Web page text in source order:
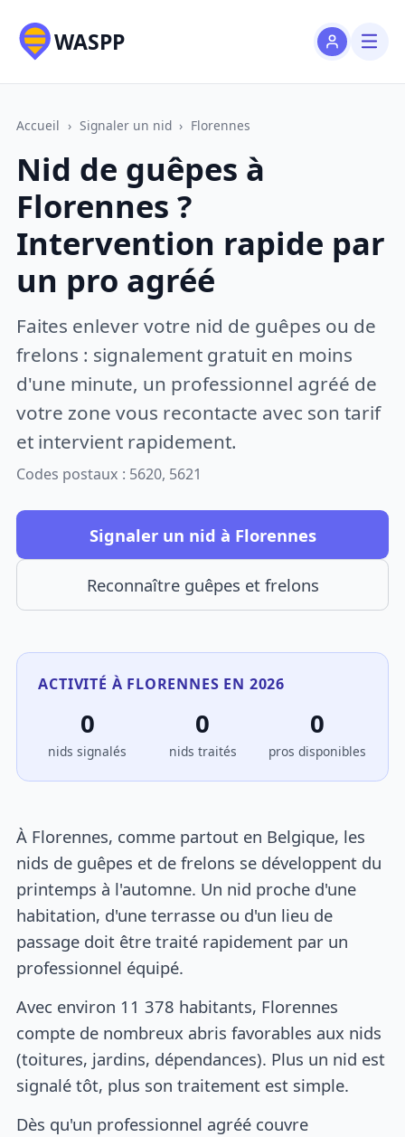
WASPP
Accueil › Signaler un nid › Florennes
Nid de guêpes à
Florennes ?
Intervention rapide par
un pro agréé
Faites enlever votre nid de guêpes ou de
frelons : signalement gratuit en moins
d'une minute, un professionnel agréé de
votre zone vous recontacte avec son tarif
et intervient rapidement.
Codes postaux : 5620, 5621
Signaler un nid à Florennes
Reconnaître guêpes et frelons
ACTIVITÉ À FLORENNES EN 2026
0
nids signalés
0
nids traités
0
pros disponibles
À Florennes, comme partout en Belgique, les
nids de guêpes et de frelons se développent du
printemps à l'automne. Un nid proche d'une
habitation, d'une terrasse ou d'un lieu de
passage doit être traité rapidement par un
professionnel équipé.
Avec environ 11 378 habitants, Florennes
compte de nombreux abris favorables aux nids
(toitures, jardins, dépendances). Plus un nid est
signalé tôt, plus son traitement est simple.
Dès qu'un professionnel agréé couvre